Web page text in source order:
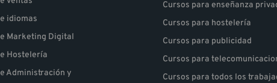
idiomas
Marketing Digital
Hostelería
Administración y
Cursos para enseñanza
Cursos para hostelería
Cursos para publicidad
Cursos para
Cursos para todos los